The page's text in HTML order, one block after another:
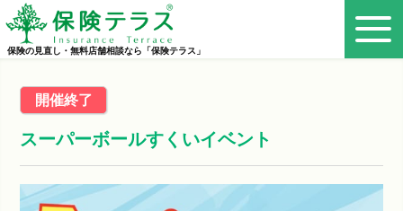
保険の見直し・無料店舗相談なら「保険テラス」
スーパーボールすくいイベント